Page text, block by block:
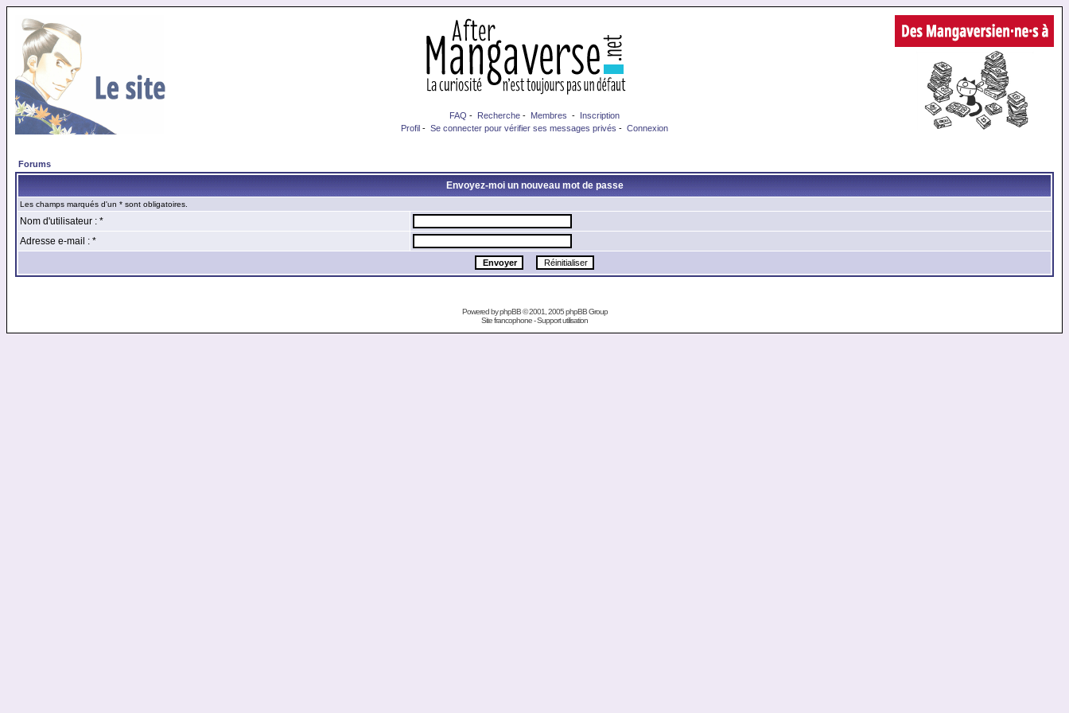
FAQ - Recherche - Membres - Inscription
Profil - Se connecter pour vérifier ses messages privés - Connexion
Forums
Envoyez-moi un nouveau mot de passe
Les champs marqués d'un * sont obligatoires.
Nom d'utilisateur : *
Adresse e-mail : *
Powered byphpBB© 2001, 2005 phpBB Group
Site francophone-Support utilisation